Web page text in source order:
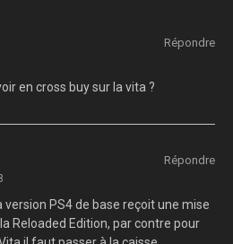
Répondre
en cross buy sur la vita ?
Répondre
version PS4 de base reçoit une mise
Reloaded Edition, par contre pour